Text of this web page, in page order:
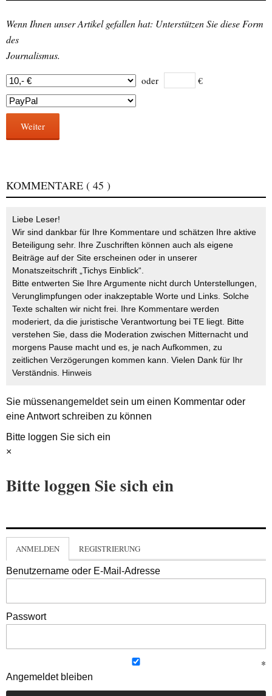
Wenn Ihnen unser Artikel gefallen hat: Unterstützen Sie diese Form
des
Journalismus.
oder €
Weiter
KOMMENTARE ( 45 )
Liebe Leser!
Wir sind dankbar für Ihre Kommentare und schätzen Ihre aktive
Beteiligung sehr. Ihre Zuschriften können auch als eigene
Beiträge auf der Site erscheinen oder in unserer
Monatszeitschrift „Tichys Einblick“.
Bitte entwerten Sie Ihre Argumente nicht durch Unterstellungen,
Verunglimpfungen oder inakzeptable Worte und Links. Solche
Texte schalten wir nicht frei. Ihre Kommentare werden
moderiert, da die juristische Verantwortung bei TE liegt. Bitte
verstehen Sie, dass die Moderation zwischen Mitternacht und
morgens Pause macht und es, je nach Aufkommen, zu
zeitlichen Verzögerungen kommen kann. Vielen Dank für Ihr
Verständnis. Hinweis
Sie müssenangemeldetsein um einen Kommentar oder
eine Antwort schreiben zu können
Bitte loggen Sie sich ein
×
Bitte loggen Sie sich ein
ANMELDEN REGISTRIERUNG
Benutzername oder E-Mail-Adresse
Passwort
Angemeldet bleiben